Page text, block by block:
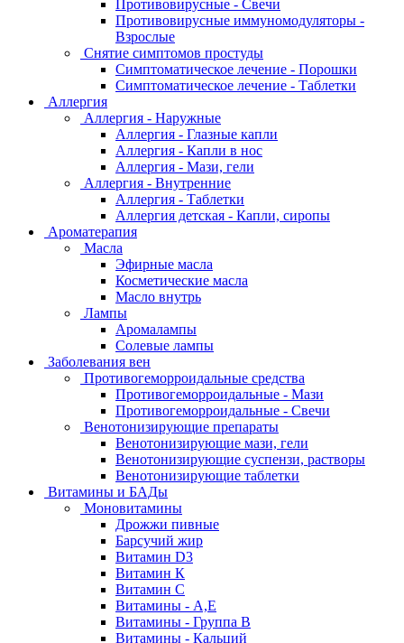
Противовирусные - Свечи
Противовирусные иммуномодуляторы -
Взрослые
Снятие симптомов простуды
Симптоматическое лечение - Порошки
Симптоматическое лечение - Таблетки
Аллергия
Аллергия - Наружные
Аллергия - Глазные капли
Аллергия - Капли в нос
Аллергия - Мази, гели
Аллергия - Внутренние
Аллергия - Таблетки
Аллергия детская - Капли, сиропы
Ароматерапия
Масла
Эфирные масла
Косметические масла
Масло внутрь
Лампы
Аромалампы
Солевые лампы
Заболевания вен
Противогеморроидальные средства
Противогеморроидальные - Мази
Противогеморроидальные - Свечи
Венотонизирующие препараты
Венотонизирующие мази, гели
Венотонизирующие суспензи, растворы
Венотонизирующие таблетки
Витамины и БАДы
Моновитамины
Дрожжи пивные
Барсучий жир
Витамин D3
Витамин К
Витамин С
Витамины - А,Е
Витамины - Группа В
Витамины - Кальций